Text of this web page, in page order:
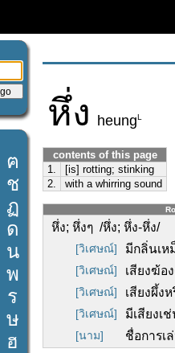
ฅ
ช
ฏ
ด
น
พ
ร
ษ
ฮ
หึ่ง heungL
contents of this page
1.
[is] rotting; stinking
2.
with a whirring sound
หึ่ง; หึ่งๆ /หึ่ง; หึ่ง-หึ่ง/
[วิเศษณ์] มีกลิ่นเห
[วิเศษณ์] เสียงฆ้อ
[วิเศษณ์] เสียงผึ้ง
[วิเศษณ์] มีเสียงเ
[นาม] ชื่อการเ